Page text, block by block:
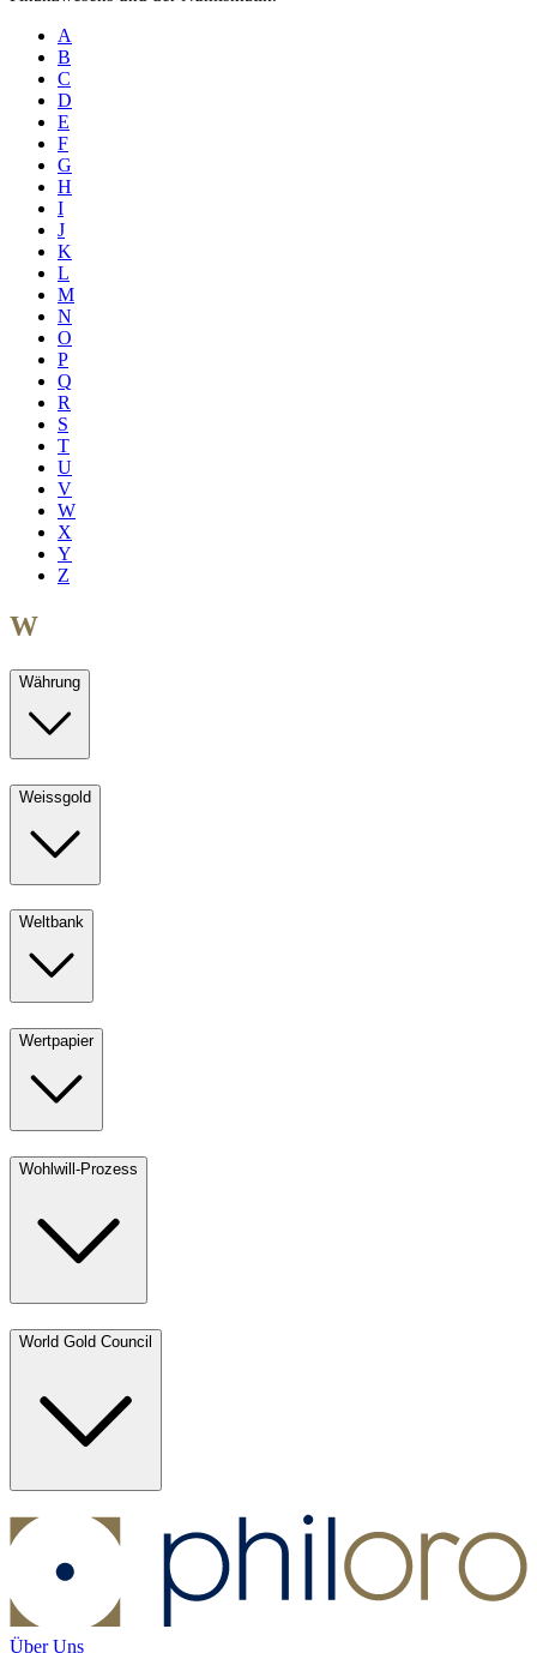
A
B
C
D
E
F
G
H
I
J
K
L
M
N
O
P
Q
R
S
T
U
V
W
X
Y
Z
W
Währung
Weissgold
Weltbank
Wertpapier
Wohlwill-Prozess
World Gold Council
Über Uns